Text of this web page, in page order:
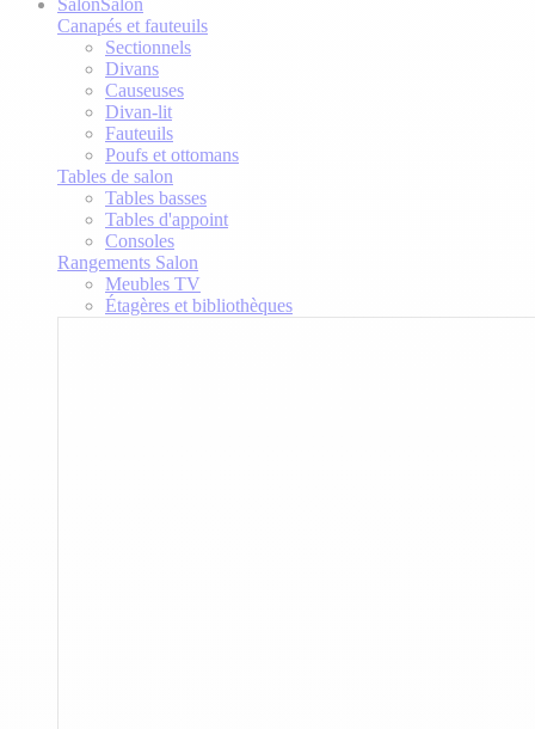
Canapés et fauteuils
Sectionnels
Divans
Causeuses
Divan-lit
Fauteuils
Poufs et ottomans
Tables de salon
Tables basses
Tables d'appoint
Consoles
Rangements Salon
Meubles TV
Étagères et bibliothèques